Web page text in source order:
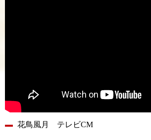
花鳥風月 テレビCM